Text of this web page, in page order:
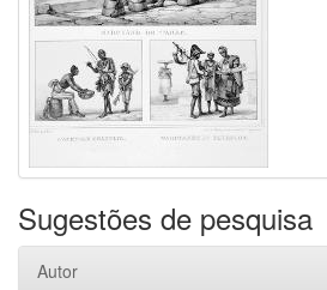
Sugestões de pesquisa
Autor